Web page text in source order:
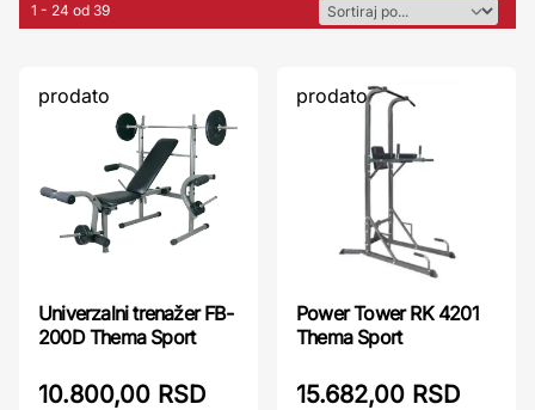
1 - 24 od 39
prodato
Univerzalni trenažer FB-
200D Thema Sport
10.800,00 RSD
prodato
Power Tower RK 4201
Thema Sport
15.682,00 RSD